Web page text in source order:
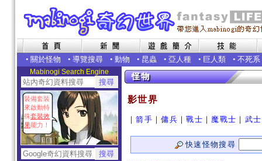
• 關於怪物 • 導覽搜尋 • 動物 • 昆蟲 • 亞人種 • 巨人類 • 不死系
Mabinogi Search Engine
裝備套裝
來啟動特
殊套裝效
果能力！
影世界
｜箭手 ｜傭兵 ｜戰士 ｜ 魔戰士 ｜ 武士
快速怪物搜尋